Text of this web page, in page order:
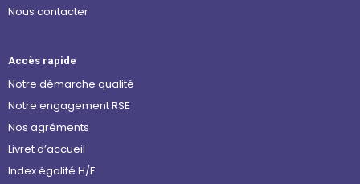
Nous contacter
Accès rapide
Notre démarche qualité
Notre engagement RSE
Nos agréments
Livret d’accueil
Index égalité H/F